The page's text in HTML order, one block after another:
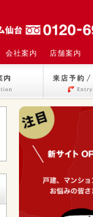
会社案内 店舗案内